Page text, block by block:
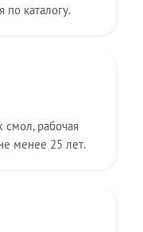
по каталогу.
рабочая
менее 25 лет.